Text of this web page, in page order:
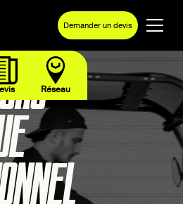
Demander un devis
Réseau